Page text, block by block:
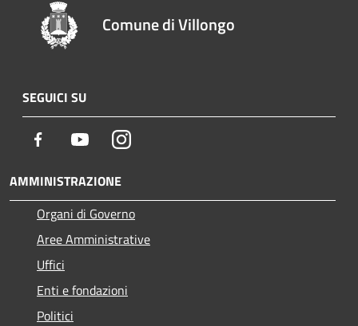
Comune di Villongo
SEGUICI SU
Facebook YoutubeInstagram
AMMINISTRAZIONE
Organi di Governo
Aree Amministrative
Uffici
Enti e fondazioni
Politici